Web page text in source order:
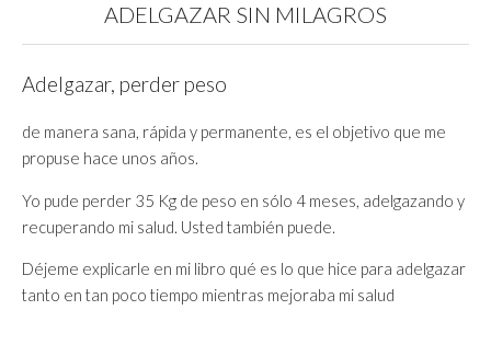
ADELGAZAR SIN MILAGROS
Adelgazar, perder peso
de manera sana, rápida y permanente, es el objetivo que me
propuse hace unos años.
Yo pude perder 35 Kg de peso en sólo 4 meses, adelgazando y
recuperando mi salud. Usted también puede.
Déjeme explicarle en mi libro qué es lo que hice para adelgazar
tanto en tan poco tiempo mientras mejoraba mi salud